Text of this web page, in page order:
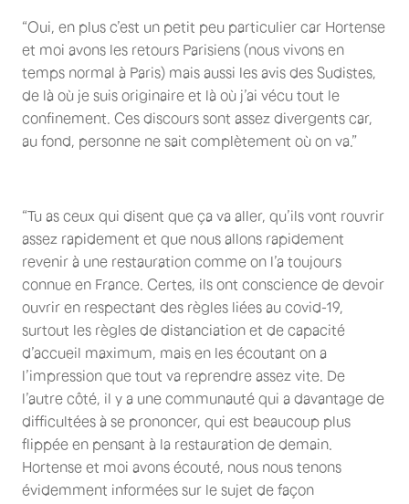
“Oui, en plus c’est un petit peu particulier car Hortense
et moi avons les retours Parisiens (nous vivons en
temps normal à Paris) mais aussi les avis des Sudistes,
de là où je suis originaire et là où j’ai vécu tout le
confinement. Ces discours sont assez divergents car,
au fond, personne ne sait complètement où on va.”
“Tu as ceux qui disent que ça va aller, qu’ils vont rouvrir
assez rapidement et que nous allons rapidement
revenir à une restauration comme on l’a toujours
connue en France. Certes, ils ont conscience de devoir
ouvrir en respectant des règles liées au covid-19,
surtout les règles de distanciation et de capacité
d’accueil maximum, mais en les écoutant on a
l’impression que tout va reprendre assez vite. De
l’autre côté, il y a une communauté qui a davantage de
difficultées à se prononcer, qui est beaucoup plus
flippée en pensant à la restauration de demain.
Hortense et moi avons écouté, nous nous tenons
évidemment informées sur le sujet de façon